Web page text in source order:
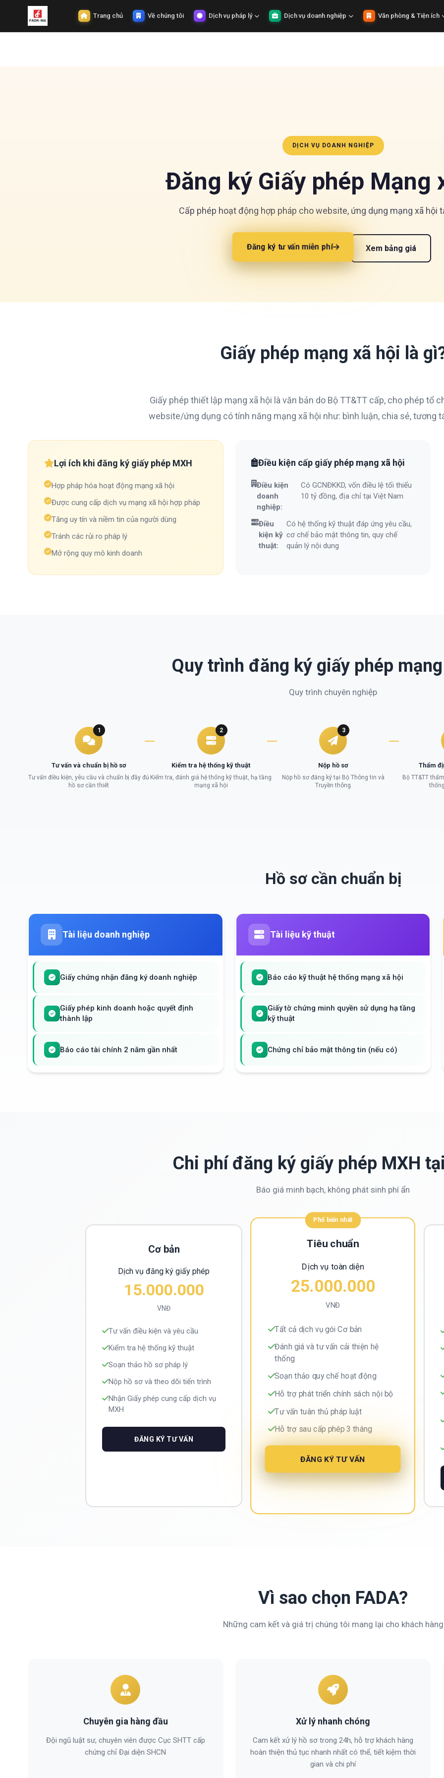
Trang chủ Về chúng tôi Dịch vụ pháp lý Dịch vụ doanh nghiệp Văn phòng & Tiện ích
DỊCH VỤ DOANH NGHIỆP
Đăng ký Giấy phép Mạng
Cấp phép hoạt động hợp pháp cho website, ứng dụng mạng xã hội
Đăng ký tư vấn miễn phí Xem bảng giá
Giấy phép mạng xã hội là
Giấy phép thiết lập mạng xã hội là văn bản do Bộ TT&TT cấp, cho phép tổ
website/ứng dụng có tính năng mạng xã hội như: bình luận, chia sẻ, tương
Lợi ích khi đăng ký giấy phép MXH
Hợp pháp hóa hoạt động mạng xã hội
Được cung cấp dịch vụ mạng xã hội hợp pháp
Tăng uy tín và niềm tin của người dùng
Tránh các rủi ro pháp lý
Mở rộng quy mô kinh doanh
Điều kiện cấp giấy phép mạng xã hội
Điều kiện
doanh
nghiệp:
Có GCNĐKKD, vốn điều lệ tối thiểu
10 tỷ đồng, địa chỉ tại Việt Nam
Điều
kiện kỹ
thuật:
Có hệ thống kỹ thuật đáp ứng yêu cầu,
cơ chế bảo mật thông tin, quy chế
quản lý nội dung
Quy trình đăng ký giấy phép
Quy trình chuyên nghiệp
1
Tư vấn và chuẩn bị hồ sơ
Tư vấn điều kiện, yêu cầu và chuẩn bị đầy đủ
hồ sơ cần thiết
2
Kiểm tra hệ thống kỹ thuật
Kiểm tra, đánh giá hệ thống kỹ thuật, hạ tầng
mạng xã hội
3
Nộp hồ sơ
Nộp hồ sơ đăng ký tại Bộ Thông tin và
Truyền thông
Thẩm
Bộ TT&TT
Hồ sơ cần chuẩn bị
Tài liệu doanh nghiệp
Giấy chứng nhận đăng ký doanh nghiệp
Giấy phép kinh doanh hoặc quyết định
thành lập
Báo cáo tài chính 2 năm gần nhất
Tài liệu kỹ thuật
Báo cáo kỹ thuật hệ thống mạng xã hội
Giấy tờ chứng minh quyền sử dụng hạ tầng
kỹ thuật
Chứng chỉ bảo mật thông tin (nếu có)
Chi phí đăng ký giấy phép MXH
Báo giá minh bạch, không phát sinh phí ẩn
Cơ bản
Dịch vụ đăng ký giấy phép
15.000.000
VNĐ
Tư vấn điều kiện và yêu cầu
Kiểm tra hệ thống kỹ thuật
Soạn thảo hồ sơ pháp lý
Nộp hồ sơ và theo dõi tiến trình
Nhận Giấy phép cung cấp dịch vụ
MXH
ĐĂNG KÝ TƯ VẤN
Phổ biến nhất
Tiêu chuẩn
Dịch vụ toàn diện
25.000.000
VNĐ
Tất cả dịch vụ gói Cơ bản
Đánh giá và tư vấn cải thiện hệ
thống
Soạn thảo quy chế hoạt động
Hỗ trợ phát triển chính sách nội bộ
Tư vấn tuân thủ pháp luật
Hỗ trợ sau cấp phép 3 tháng
ĐĂNG KÝ TƯ VẤN
Vì sao chọn FADA?
Những cam kết và giá trị chúng tôi mang lại cho khách hàng
Chuyên gia hàng đầu
Đội ngũ luật sư, chuyên viên được Cục SHTT cấp
chứng chỉ Đại diện SHCN
Xử lý nhanh chóng
Cam kết xử lý hồ sơ trong 24h, hỗ trợ khách hàng
hoàn thiện thủ tục nhanh nhất có thể, tiết kiệm thời
gian và chi phí